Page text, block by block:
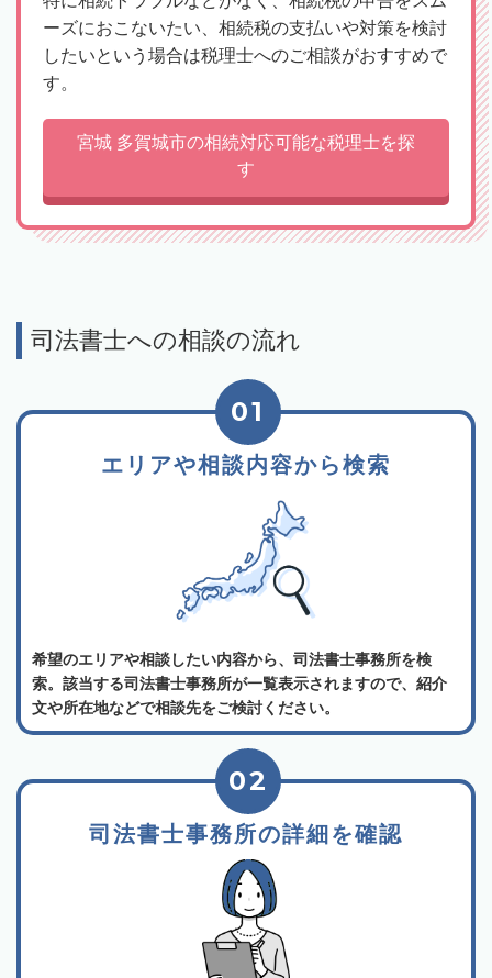
ーズにおこないたい、相続税の支払いや対策を検討
したいという場合は税理士へのご相談がおすすめで
す。
宮城 多賀城市の相続対応可能な税理士を探
す
司法書士への相談の流れ
エリアや相談内容から検索
01
希望のエリアや相談したい内容から、司法書士事務所を検
索。該当する司法書士事務所が一覧表示されますので、紹介
文や所在地などで相談先をご検討ください。
司法書士事務所の詳細を確認
02